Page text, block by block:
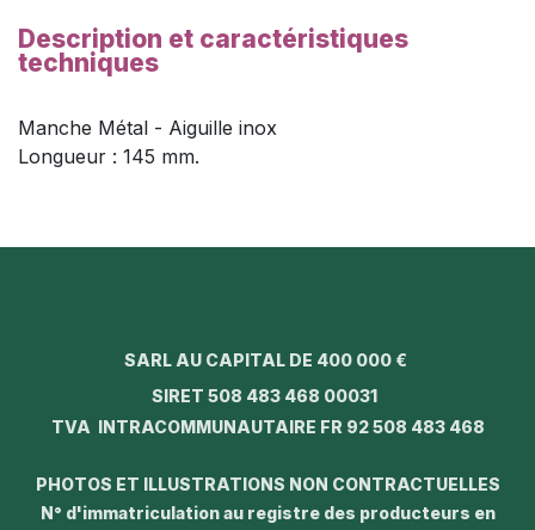
Description et caractéristiques
techniques
Manche Métal - Aiguille inox
Longueur : 145 mm.
SARL AU CAPITAL DE 400 000 €
SIRET 508 483 468 00031
TVA INTRACOMMUNAUTAIRE FR 92 508 483 468
PHOTOS ET ILLUSTRATIONS NON CONTRACTUELLES
N° d'immatriculation au registre des producteurs en